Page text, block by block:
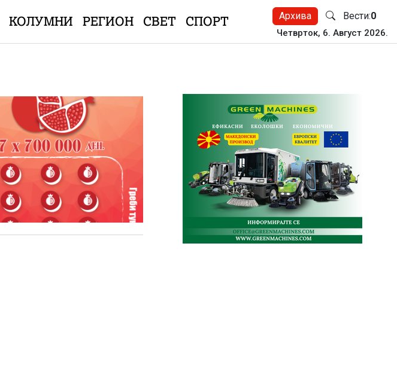
КОЛУМНИ РЕГИОН СВЕТ СПОРТ Архива Вести:0
Четврток, 6. Август 2026.